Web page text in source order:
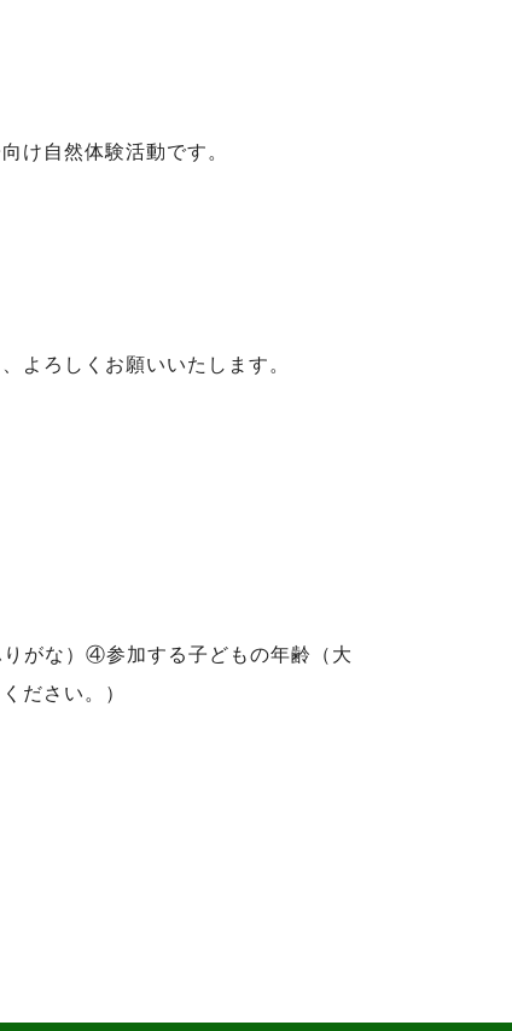
け自然体験活動です。
よろしくお願いいたします。
がな）④参加する子どもの年齢（大
ださい。）